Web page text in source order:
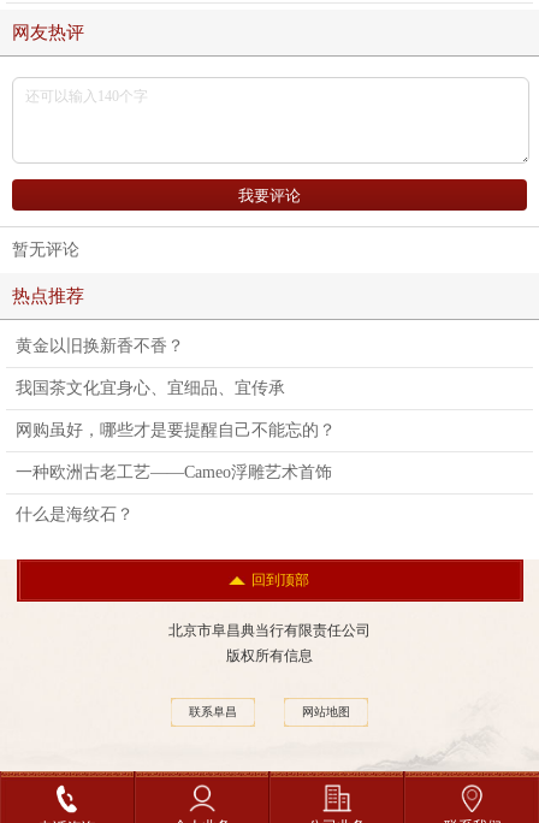
网友热评
暂无评论
热点推荐
黄金以旧换新香不香？
我国茶文化宜身心、宜细品、宜传承
网购虽好，哪些才是要提醒自己不能忘的？
一种欧洲古老工艺——Cameo浮雕艺术首饰
什么是海纹石？
回到顶部
北京市阜昌典当行有限责任公司
版权所有信息
联系阜昌 网站地图